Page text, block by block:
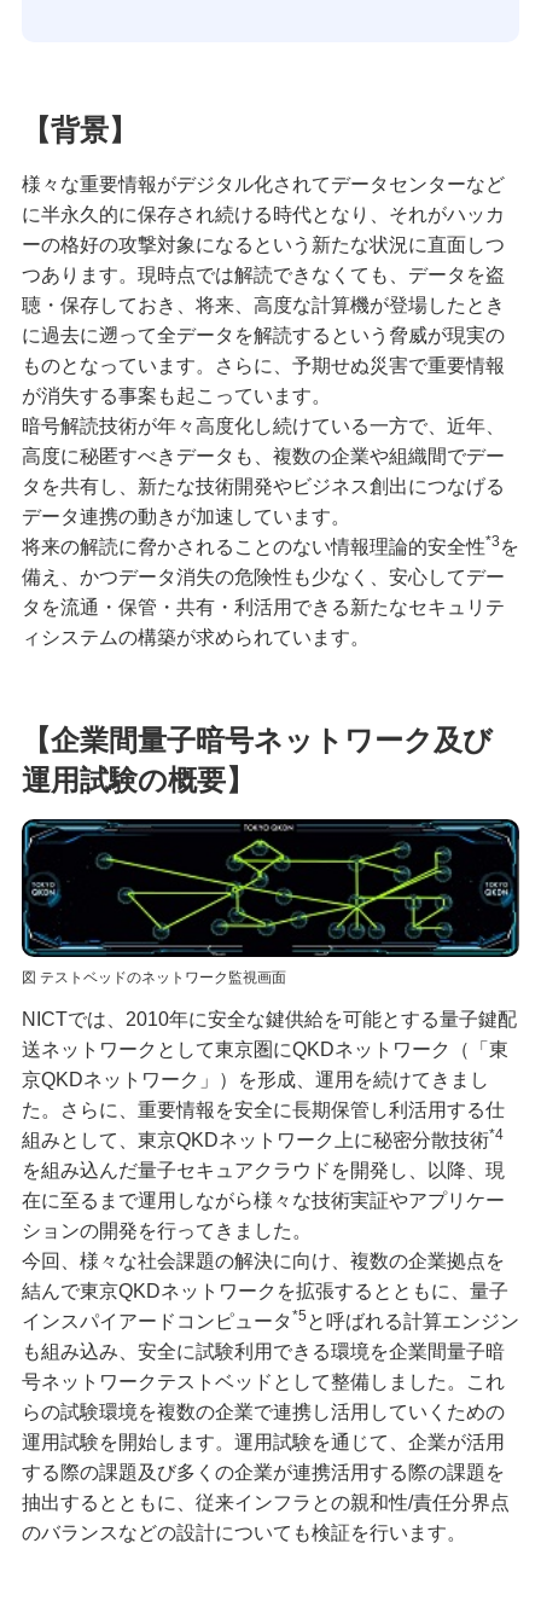
【背景】
様々な重要情報がデジタル化されてデータセンターなど
に半永久的に保存され続ける時代となり、それがハッカ
ーの格好の攻撃対象になるという新たな状況に直面しつ
つあります。現時点では解読できなくても、データを盗
聴・保存しておき、将来、高度な計算機が登場したとき
に過去に遡って全データを解読するという脅威が現実の
ものとなっています。さらに、予期せぬ災害で重要情報
が消失する事案も起こっています。
暗号解読技術が年々高度化し続けている一方で、近年、
高度に秘匿すべきデータも、複数の企業や組織間でデー
タを共有し、新たな技術開発やビジネス創出につなげる
データ連携の動きが加速しています。
将来の解読に脅かされることのない情報理論的安全性*3 を
備え、かつデータ消失の危険性も少なく、安心してデー
タを流通・保管・共有・利活用できる新たなセキュリテ
ィシステムの構築が求められています。
【企業間量子暗号ネットワーク及び
運用試験の概要】
図 テストベッドのネットワーク監視画面
NICTでは、2010年に安全な鍵供給を可能とする量子鍵配
送ネットワークとして東京圏にQKDネットワーク（「東
京QKDネットワーク」）を形成、運用を続けてきまし
た。さらに、重要情報を安全に長期保管し利活用する仕
組みとして、東京QKDネットワーク上に秘密分散技術*4
を組み込んだ量子セキュアクラウドを開発し、以降、現
在に至るまで運用しながら様々な技術実証やアプリケー
ションの開発を行ってきました。
今回、様々な社会課題の解決に向け、複数の企業拠点を
結んで東京QKDネットワークを拡張するとともに、量子
インスパイアードコンピュータ*5 と呼ばれる計算エンジン
も組み込み、安全に試験利用できる環境を企業間量子暗
号ネットワークテストベッドとして整備しました。これ
らの試験環境を複数の企業で連携し活用していくための
運用試験を開始します。運用試験を通じて、企業が活用
する際の課題及び多くの企業が連携活用する際の課題を
抽出するとともに、従来インフラとの親和性/責任分界点
のバランスなどの設計についても検証を行います。